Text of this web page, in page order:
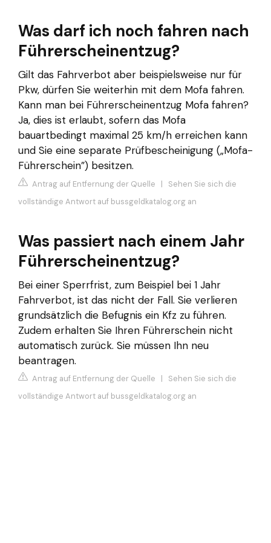
Was darf ich noch fahren nach
Führerscheinentzug?
Gilt das Fahrverbot aber beispielsweise nur für
Pkw, dürfen Sie weiterhin mit dem Mofa fahren.
Kann man bei Führerscheinentzug Mofa fahren?
Ja, dies ist erlaubt, sofern das Mofa
bauartbedingt maximal 25 km/h erreichen kann
und Sie eine separate Prüfbescheinigung („Mofa-
Führerschein”) besitzen.
Antrag auf Entfernung der Quelle | Sehen Sie sich die
vollständige Antwort auf bussgeldkatalog.org an
Was passiert nach einem Jahr
Führerscheinentzug?
Bei einer Sperrfrist, zum Beispiel bei 1 Jahr
Fahrverbot, ist das nicht der Fall. Sie verlieren
grundsätzlich die Befugnis ein Kfz zu führen.
Zudem erhalten Sie Ihren Führerschein nicht
automatisch zurück. Sie müssen Ihn neu
beantragen.
Antrag auf Entfernung der Quelle | Sehen Sie sich die
vollständige Antwort auf bussgeldkatalog.org an